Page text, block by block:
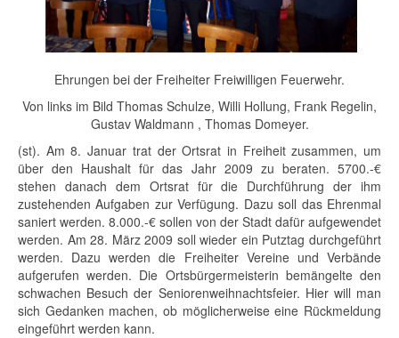
Ehrungen bei der Freiheiter Freiwilligen Feuerwehr.
Von links im Bild Thomas Schulze, Willi Hollung, Frank Regelin,
Gustav Waldmann , Thomas Domeyer.
(st). Am 8. Januar trat der Ortsrat in Freiheit zusammen, um
über den Haushalt für das Jahr 2009 zu beraten. 5700.-€
stehen danach dem Ortsrat für die Durchführung der ihm
zustehenden Aufgaben zur Verfügung. Dazu soll das Ehrenmal
saniert werden. 8.000.-€ sollen von der Stadt dafür aufgewendet
werden. Am 28. März 2009 soll wieder ein Putztag durchgeführt
werden. Dazu werden die Freiheiter Vereine und Verbände
aufgerufen werden. Die Ortsbürgermeisterin bemängelte den
schwachen Besuch der Seniorenweihnachtsfeier. Hier will man
sich Gedanken machen, ob möglicherweise eine Rückmeldung
eingeführt werden kann.